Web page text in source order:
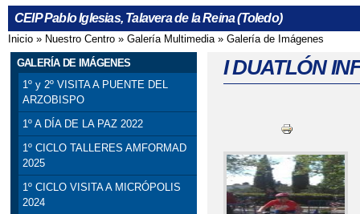
CEIP Pablo Iglesias, Talavera de la Reina (Toledo)
Se encuentra usted aquí
Inicio » Nuestro Centro » Galería Multimedia» Galería de Imágenes
GALERÍA DE IMÁGENES
1º y 2º VISITA A PUENTE DEL
ARZOBISPO
1º A DÍA DE LA PAZ 2022
1º CICLO TALLERES AMFORMAD
2025
1º CICLO VISITA A MICRÓPOLIS
2024
I DUATLÓN